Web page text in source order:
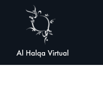
Halqa